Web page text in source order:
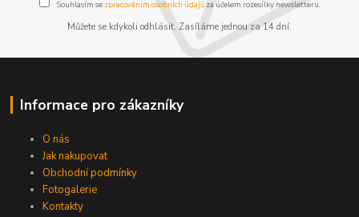
Souhlasím se zpracováním osobních údajůza účelem rozesílky newsletteru.
Můžete se kdykoli odhlásit. Zasíláme jednou za 14 dní.
Informace pro zákazníky
O nás
Jak nakupovat
Obchodní podmínky
Fotogalerie
Kontakty